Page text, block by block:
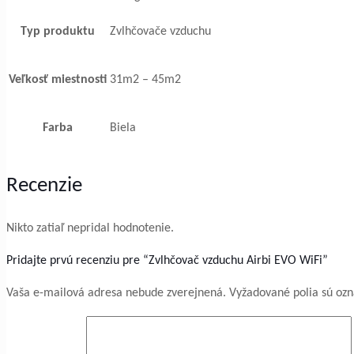
Typ produktu Zvlhčovače vzduchu
Veľkosť miestnosti 31m2 – 45m2
Farba Biela
Recenzie
Nikto zatiaľ nepridal hodnotenie.
Pridajte prvú recenziu pre “Zvlhčovač vzduchu Airbi EVO WiFi”
Vaša e-mailová adresa nebude zverejnená. Vyžadované polia sú